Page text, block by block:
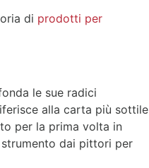
di prodotti per
le sue radici
alla carta più sottile
per la prima volta in
dai pittori per